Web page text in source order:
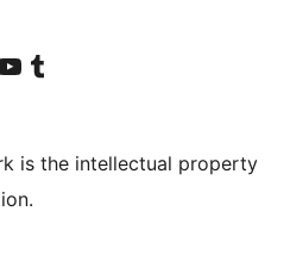
LinkedIn
TikTok
il nostro canale YouTube
Visita il nostro account Tumblr
is the intellectual property